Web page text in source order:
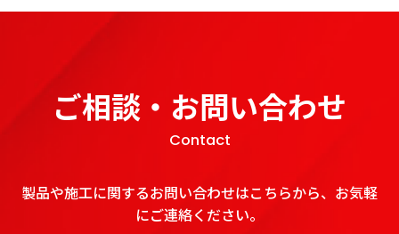
ご相談・お問い合わせ
Contact
製品や施工に関するお問い合わせはこちらから、お気軽
にご連絡ください。